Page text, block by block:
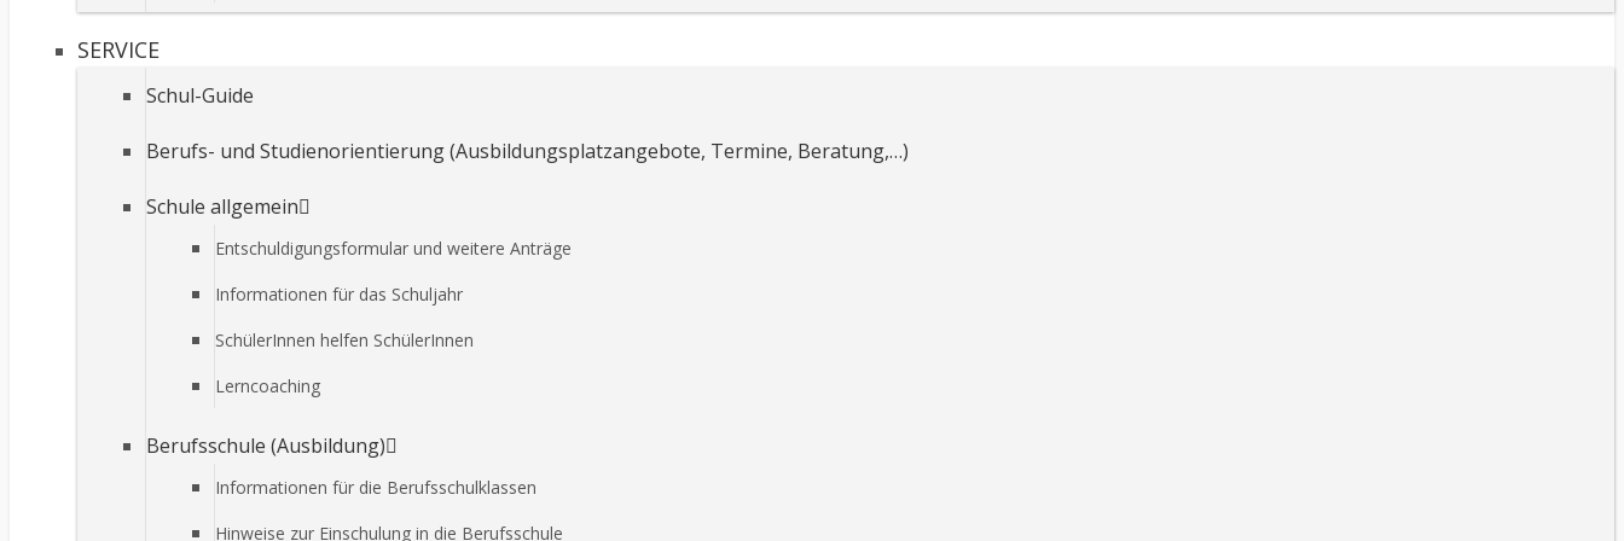
SERVICE
Schul-Guide
Berufs- und Studienorientierung (Ausbildungsplatzangebote, Termine, Beratung,…)
Schule allgemein
Entschuldigungsformular und weitere Anträge
Informationen für das Schuljahr
SchülerInnen helfen SchülerInnen
Lerncoaching
Berufsschule (Ausbildung)
Informationen für die Berufsschulklassen
Hinweise zur Einschulung in die Berufsschule